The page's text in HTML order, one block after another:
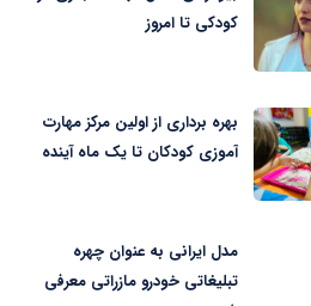
کودکی تا امروز
بهره برداری از اولین مرکز مهارت
آموزی کودکان تا یک ماه آینده
مدل ایرانی به عنوان چهره
تبلیغاتی خودرو مازراتی معرفی